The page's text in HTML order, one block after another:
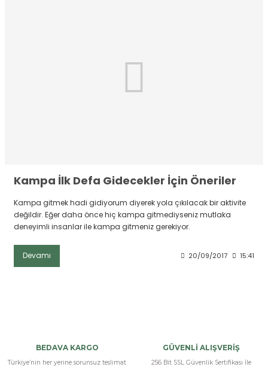
Kampa İlk Defa Gidecekler İçin Öneriler
Kampa gitmek hadi gidiyorum diyerek yola çıkılacak bir aktivite
değildir. Eğer daha önce hiç kampa gitmediyseniz mutlaka
deneyimli insanlar ile kampa gitmeniz gerekiyor.
Devamı 20/09/2017 15:41
BEDAVA KARGO
Türkiye’nin her yerine sorunsuz teslimat
GÜVENLİ ALIŞVERİŞ
256 Bit SSL Güvenlik Sertifikası İle